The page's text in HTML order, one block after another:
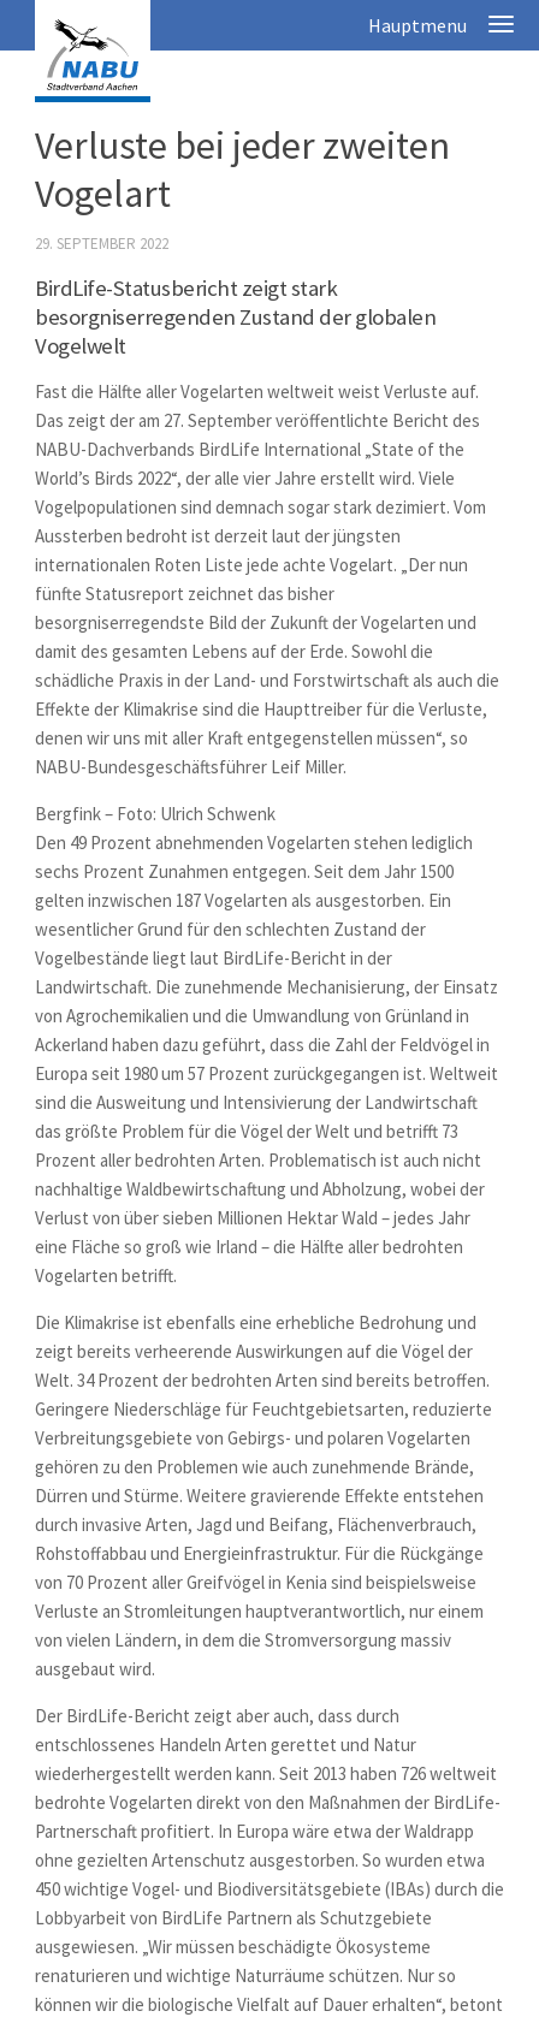
Verluste bei jeder zweiten
Vogelart
29. SEPTEMBER 2022
BirdLife-Statusbericht zeigt stark
besorgniserregenden Zustand der globalen
Vogelwelt
Fast die Hälfte aller Vogelarten weltweit weist Verluste auf.
Das zeigt der am 27. September veröffentlichte Bericht des
NABU-Dachverbands BirdLife International „State of the
World’s Birds 2022“, der alle vier Jahre erstellt wird. Viele
Vogelpopulationen sind demnach sogar stark dezimiert. Vom
Aussterben bedroht ist derzeit laut der jüngsten
internationalen Roten Liste jede achte Vogelart. „Der nun
fünfte Statusreport zeichnet das bisher
besorgniserregendste Bild der Zukunft der Vogelarten und
damit des gesamten Lebens auf der Erde. Sowohl die
schädliche Praxis in der Land- und Forstwirtschaft als auch die
Effekte der Klimakrise sind die Haupttreiber für die Verluste,
denen wir uns mit aller Kraft entgegenstellen müssen“, so
NABU-Bundesgeschäftsführer Leif Miller.
Bergfink – Foto: Ulrich Schwenk
Den 49 Prozent abnehmenden Vogelarten stehen lediglich
sechs Prozent Zunahmen entgegen. Seit dem Jahr 1500
gelten inzwischen 187 Vogelarten als ausgestorben. Ein
wesentlicher Grund für den schlechten Zustand der
Vogelbestände liegt laut BirdLife-Bericht in der
Landwirtschaft. Die zunehmende Mechanisierung, der Einsatz
von Agrochemikalien und die Umwandlung von Grünland in
Ackerland haben dazu geführt, dass die Zahl der Feldvögel in
Europa seit 1980 um 57 Prozent zurückgegangen ist. Weltweit
sind die Ausweitung und Intensivierung der Landwirtschaft
das größte Problem für die Vögel der Welt und betrifft 73
Prozent aller bedrohten Arten. Problematisch ist auch nicht
nachhaltige Waldbewirtschaftung und Abholzung, wobei der
Verlust von über sieben Millionen Hektar Wald – jedes Jahr
eine Fläche so groß wie Irland – die Hälfte aller bedrohten
Vogelarten betrifft.
Die Klimakrise ist ebenfalls eine erhebliche Bedrohung und
zeigt bereits verheerende Auswirkungen auf die Vögel der
Welt. 34 Prozent der bedrohten Arten sind bereits betroffen.
Geringere Niederschläge für Feuchtgebietsarten, reduzierte
Verbreitungsgebiete von Gebirgs- und polaren Vogelarten
gehören zu den Problemen wie auch zunehmende Brände,
Dürren und Stürme. Weitere gravierende Effekte entstehen
durch invasive Arten, Jagd und Beifang, Flächenverbrauch,
Rohstoffabbau und Energieinfrastruktur. Für die Rückgänge
von 70 Prozent aller Greifvögel in Kenia sind beispielsweise
Verluste an Stromleitungen hauptverantwortlich, nur einem
von vielen Ländern, in dem die Stromversorgung massiv
ausgebaut wird.
Der BirdLife-Bericht zeigt aber auch, dass durch
entschlossenes Handeln Arten gerettet und Natur
wiederhergestellt werden kann. Seit 2013 haben 726 weltweit
bedrohte Vogelarten direkt von den Maßnahmen der BirdLife-
Partnerschaft profitiert. In Europa wäre etwa der Waldrapp
ohne gezielten Artenschutz ausgestorben. So wurden etwa
450 wichtige Vogel- und Biodiversitätsgebiete (IBAs) durch die
Lobbyarbeit von BirdLife Partnern als Schutzgebiete
ausgewiesen. „Wir müssen beschädigte Ökosysteme
renaturieren und wichtige Naturräume schützen. Nur so
können wir die biologische Vielfalt auf Dauer erhalten“, betont